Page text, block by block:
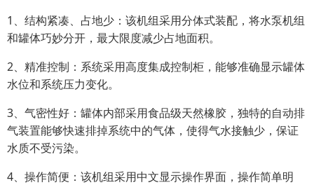
1、结构紧凑、占地少：该机组采用分体式装配，将水泵机组
和罐体巧妙分开，最大限度减少占地面积。
2、精准控制：系统采用高度集成控制柜，能够准确显示罐体
水位和系统压力变化。
3、气密性好：罐体内部采用食品级天然橡胶，独特的自动排
气装置能够快速排掉系统中的气体，使得气水接触少，保证
水质不受污染。
4、操作简便：该机组采用中文显示操作界面，操作简单明